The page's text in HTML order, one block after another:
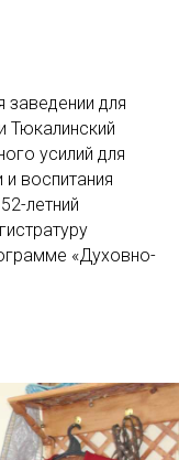
для
Тюкалинский
усилий для
и воспитания
летний
«Духовно-